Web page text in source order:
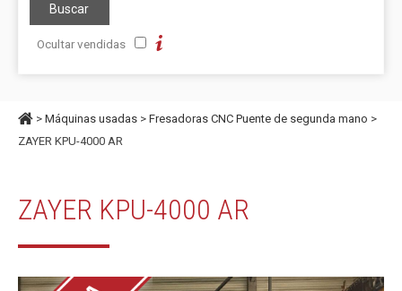
Ocultar vendidas
> Máquinas usadas > Fresadoras CNC Puente de segunda mano >
ZAYER KPU-4000 AR
ZAYER KPU-4000 AR